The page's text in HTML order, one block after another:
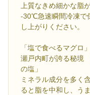
上質なきめ細かな脂
-30℃急速瞬間冷凍で
し上がりください。
「塩で食べるマグロ」
瀬戸内町が誇る秘境
の塩」
ミネラル成分を多く
ると脂を中和し、う